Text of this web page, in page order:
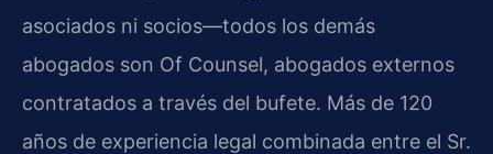
asociados ni socios—todos los demás
abogados son Of Counsel, abogados externos
contratados a través del bufete. Más de 120
años de experiencia legal combinada entre el Sr.